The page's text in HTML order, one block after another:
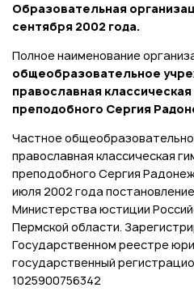
Образовательная
сентября 2002 года.
Полное наименование
общеобразовательное
православная
преподобного Сергия
Частное
православная классическая
преподобного Сергия
июля 2002 года
Министерства юстиции
Пермской области.
Государственном реестре
государственный
1025900756342